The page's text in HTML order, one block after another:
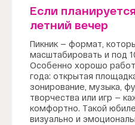
Если
летний вечер
Пикник — формат,
масштабировать и под
Особенно хорошо
года: открытая
зонирование, музыка,
творчества или игр —
комфортно. Такой
визуально и